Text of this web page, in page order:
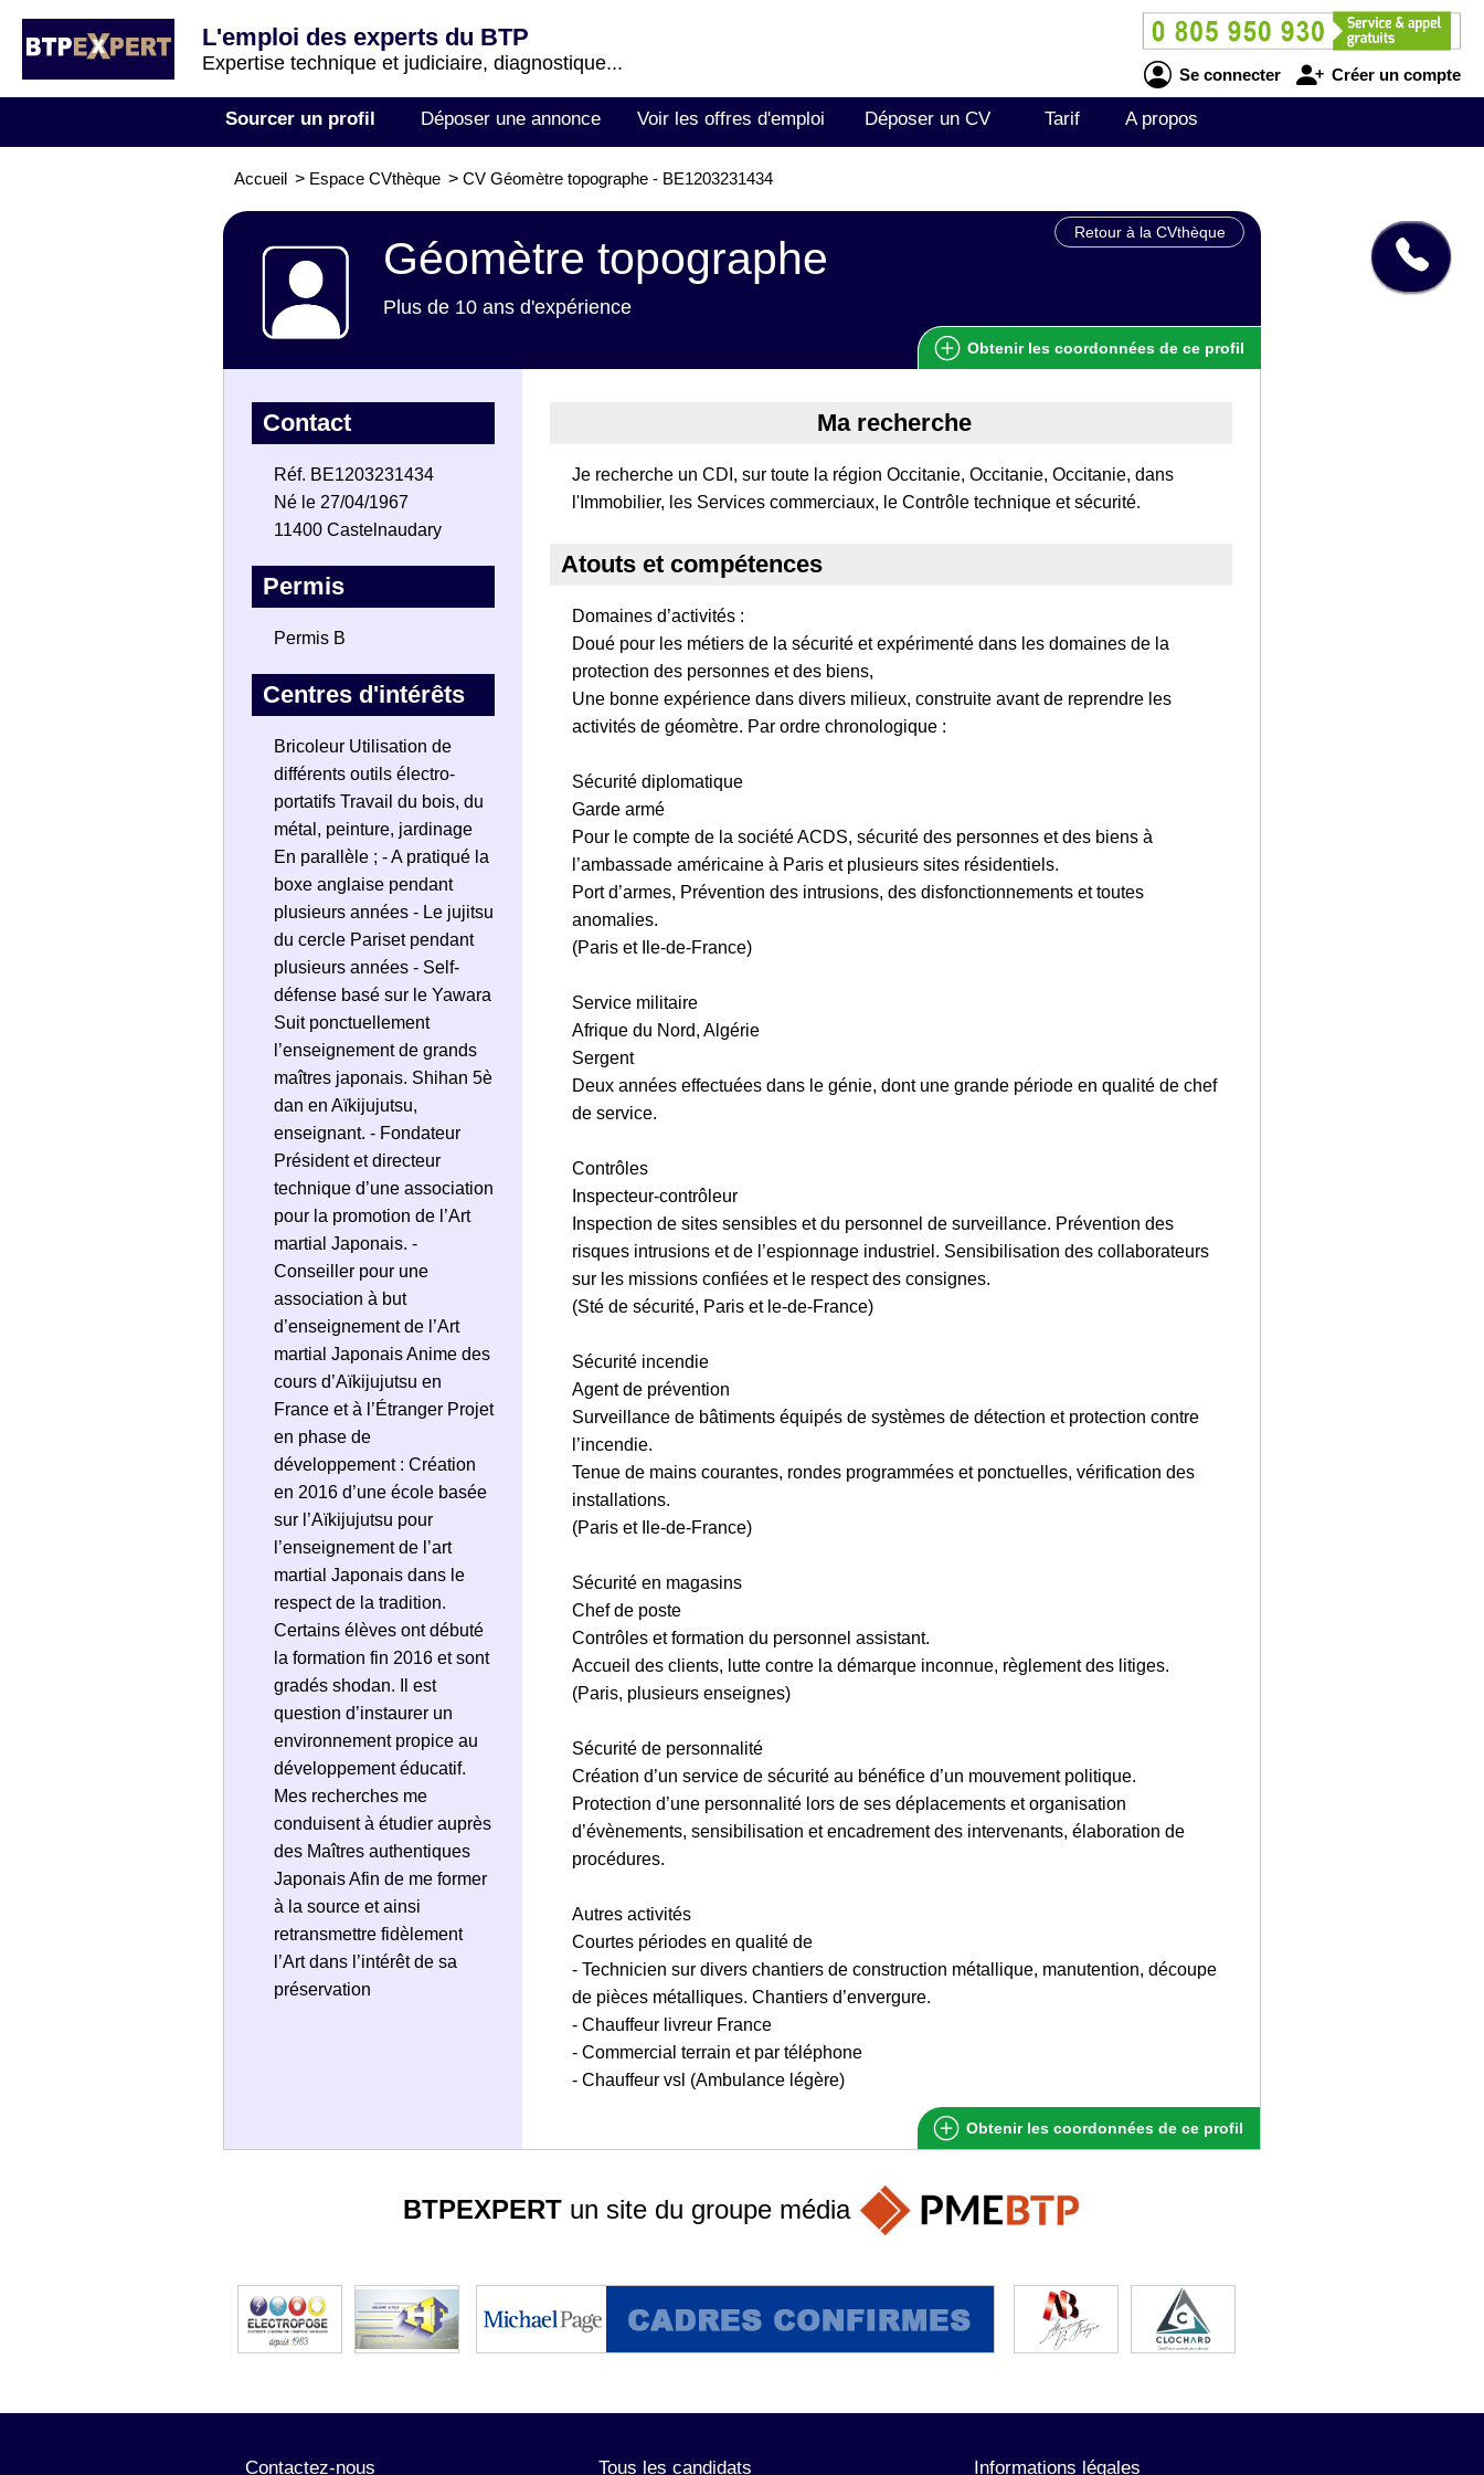
L'emploi des experts du BTP
Expertise technique et judiciaire, diagnostique...
Se connecter Créer un compte
Sourcer un profil Déposer une annonce Voir les offres d'emploi Déposer un CV Tarif A propos
Accueil > Espace CVthèque > CV Géomètre topographe - BE1203231434
Retour à la CVthèque
Géomètre topographe
Plus de 10 ans d'expérience
Obtenir les coordonnées de ce profil
Contact
Réf. BE1203231434
Né le 27/04/1967
11400 Castelnaudary
Permis
Permis B
Centres d'intérêts
Bricoleur Utilisation de
différents outils électro-
portatifs Travail du bois, du
métal, peinture, jardinage
En parallèle ; - A pratiqué la
boxe anglaise pendant
plusieurs années - Le jujitsu
du cercle Pariset pendant
plusieurs années - Self-
défense basé sur le Yawara
Suit ponctuellement
l’enseignement de grands
maîtres japonais. Shihan 5è
dan en Aïkijujutsu,
enseignant. - Fondateur
Président et directeur
technique d’une association
pour la promotion de l’Art
martial Japonais. -
Conseiller pour une
association à but
d’enseignement de l’Art
martial Japonais Anime des
cours d’Aïkijujutsu en
France et à l’Étranger Projet
en phase de
développement : Création
en 2016 d’une école basée
sur l’Aïkijujutsu pour
l’enseignement de l’art
martial Japonais dans le
respect de la tradition.
Certains élèves ont débuté
la formation fin 2016 et sont
gradés shodan. Il est
question d’instaurer un
environnement propice au
développement éducatif.
Mes recherches me
conduisent à étudier auprès
des Maîtres authentiques
Japonais Afin de me former
à la source et ainsi
retransmettre fidèlement
l’Art dans l’intérêt de sa
préservation
Ma recherche
Je recherche un CDI, sur toute la région Occitanie, Occitanie, Occitanie, dans
l'Immobilier, les Services commerciaux, le Contrôle technique et sécurité.
Atouts et compétences
Domaines d’activités :
Doué pour les métiers de la sécurité et expérimenté dans les domaines de la
protection des personnes et des biens,
Une bonne expérience dans divers milieux, construite avant de reprendre les
activités de géomètre. Par ordre chronologique :
Sécurité diplomatique
Garde armé
Pour le compte de la société ACDS, sécurité des personnes et des biens à
l’ambassade américaine à Paris et plusieurs sites résidentiels.
Port d’armes, Prévention des intrusions, des disfonctionnements et toutes
anomalies.
(Paris et Ile-de-France)
Service militaire
Afrique du Nord, Algérie
Sergent
Deux années effectuées dans le génie, dont une grande période en qualité de chef
de service.
Contrôles
Inspecteur-contrôleur
Inspection de sites sensibles et du personnel de surveillance. Prévention des
risques intrusions et de l’espionnage industriel. Sensibilisation des collaborateurs
sur les missions confiées et le respect des consignes.
(Sté de sécurité, Paris et le-de-France)
Sécurité incendie
Agent de prévention
Surveillance de bâtiments équipés de systèmes de détection et protection contre
l’incendie.
Tenue de mains courantes, rondes programmées et ponctuelles, vérification des
installations.
(Paris et Ile-de-France)
Sécurité en magasins
Chef de poste
Contrôles et formation du personnel assistant.
Accueil des clients, lutte contre la démarque inconnue, règlement des litiges.
(Paris, plusieurs enseignes)
Sécurité de personnalité
Création d’un service de sécurité au bénéfice d’un mouvement politique.
Protection d’une personnalité lors de ses déplacements et organisation
d’évènements, sensibilisation et encadrement des intervenants, élaboration de
procédures.
Autres activités
Courtes périodes en qualité de
- Technicien sur divers chantiers de construction métallique, manutention, découpe
de pièces métalliques. Chantiers d’envergure.
- Chauffeur livreur France
- Commercial terrain et par téléphone
- Chauffeur vsl (Ambulance légère)
Obtenir les coordonnées de ce profil
BTPEXPERTun site du groupe média
Contactez-nous Tous les candidats Informations légales